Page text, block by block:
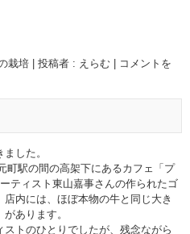
栽培 投稿者 : えらむ
コメントを
した。
町駅の間の高架下にあるカフェ「プ
ティスト東山嘉事さんの作られたゴ
内には、ほぼ本物の牛と同じ大き
あります。
トのひとりでしたが、残念ながら